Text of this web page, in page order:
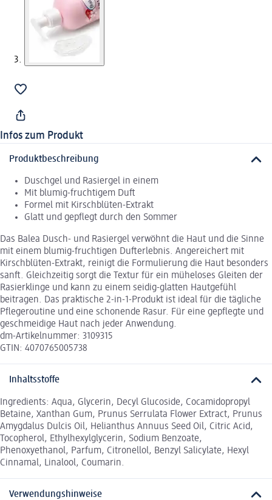
Infos zum Produkt
Produktbeschreibung
Duschgel und Rasiergel in einem
Mit blumig-fruchtigem Duft
Formel mit Kirschblüten-Extrakt
Glatt und gepflegt durch den Sommer
Das Balea Dusch- und Rasiergel verwöhnt die Haut und die Sinne
mit einem blumig-fruchtigen Dufterlebnis. Angereichert mit
Kirschblüten-Extrakt, reinigt die Formulierung die Haut besonders
sanft. Gleichzeitig sorgt die Textur für ein müheloses Gleiten der
Rasierklinge und kann zu einem seidig-glatten Hautgefühl
beitragen. Das praktische 2-in-1-Produkt ist ideal für die tägliche
Pflegeroutine und eine schonende Rasur. Für eine gepflegte und
geschmeidige Haut nach jeder Anwendung.
dm-Artikelnummer: 3109315
GTIN: 4070765005738
Inhaltsstoffe
Ingredients: Aqua, Glycerin, Decyl Glucoside, Cocamidopropyl
Betaine, Xanthan Gum, Prunus Serrulata Flower Extract, Prunus
Amygdalus Dulcis Oil, Helianthus Annuus Seed Oil, Citric Acid,
Tocopherol, Ethylhexylglycerin, Sodium Benzoate,
Phenoxyethanol, Parfum, Citronellol, Benzyl Salicylate, Hexyl
Cinnamal, Linalool, Coumarin.
Verwendungshinweise